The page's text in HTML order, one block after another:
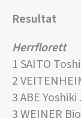
Resultat
Herrflorett
1 SAITO
2
3 ABE Yoshiki